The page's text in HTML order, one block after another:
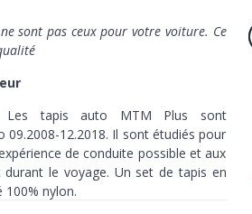
sont pas ceux pour votre voiture. Ce
Les tapis auto MTM Plus sont
12.2018. Il sont étudiés pour
de conduite possible et aux
le voyage. Un set de tapis en
nylon.